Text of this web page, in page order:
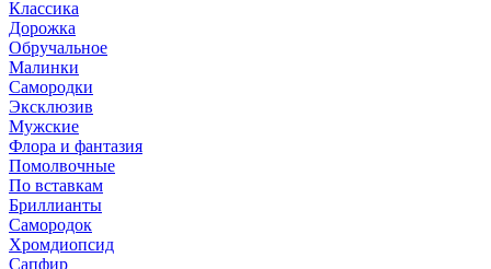
Классика
Дорожка
Обручальное
Малинки
Самородки
Эксклюзив
Мужские
Флора и фантазия
Помолвочные
По вставкам
Бриллианты
Самородок
Хромдиопсид
Сапфир